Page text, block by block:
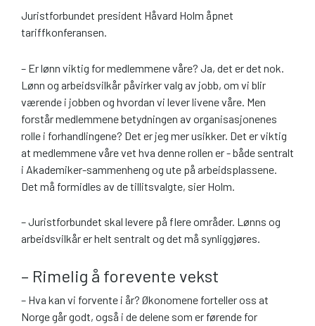
Juristforbundet president Håvard Holm åpnet
tariffkonferansen.
– Er lønn viktig for medlemmene våre? Ja, det er det nok.
Lønn og arbeidsvilkår påvirker valg av jobb, om vi blir
værende i jobben og hvordan vi lever livene våre. Men
forstår medlemmene betydningen av organisasjonenes
rolle i forhandlingene? Det er jeg mer usikker. Det er viktig
at medlemmene våre vet hva denne rollen er - både sentralt
i Akademiker-sammenheng og ute på arbeidsplassene.
Det må formidles av de tillitsvalgte, sier Holm.
– Juristforbundet skal levere på flere områder. Lønns og
arbeidsvilkår er helt sentralt og det må synliggjøres.
– Rimelig å forevente vekst
– Hva kan vi forvente i år? Økonomene forteller oss at
Norge går godt, også i de delene som er førende for